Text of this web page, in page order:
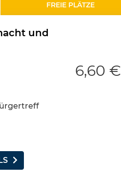
FREIE PLÄTZE
und
6,60 €